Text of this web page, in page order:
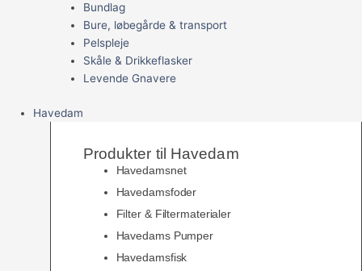
Bundlag
Bure, løbegårde & transport
Pelspleje
Skåle & Drikkeflasker
Levende Gnavere
Havedam
Produkter til Havedam
Havedamsnet
Havedamsfoder
Filter & Filtermaterialer
Havedams Pumper
Havedamsfisk